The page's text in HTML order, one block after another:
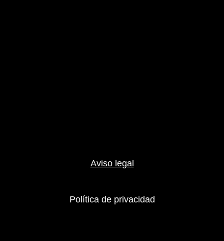
Aviso legal
Política de privacidad